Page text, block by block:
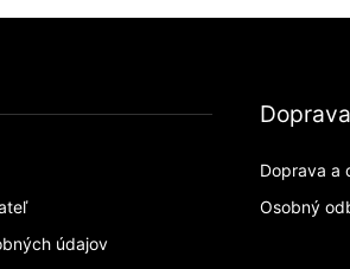
údajov
Doprava
Doprava a
Osobný